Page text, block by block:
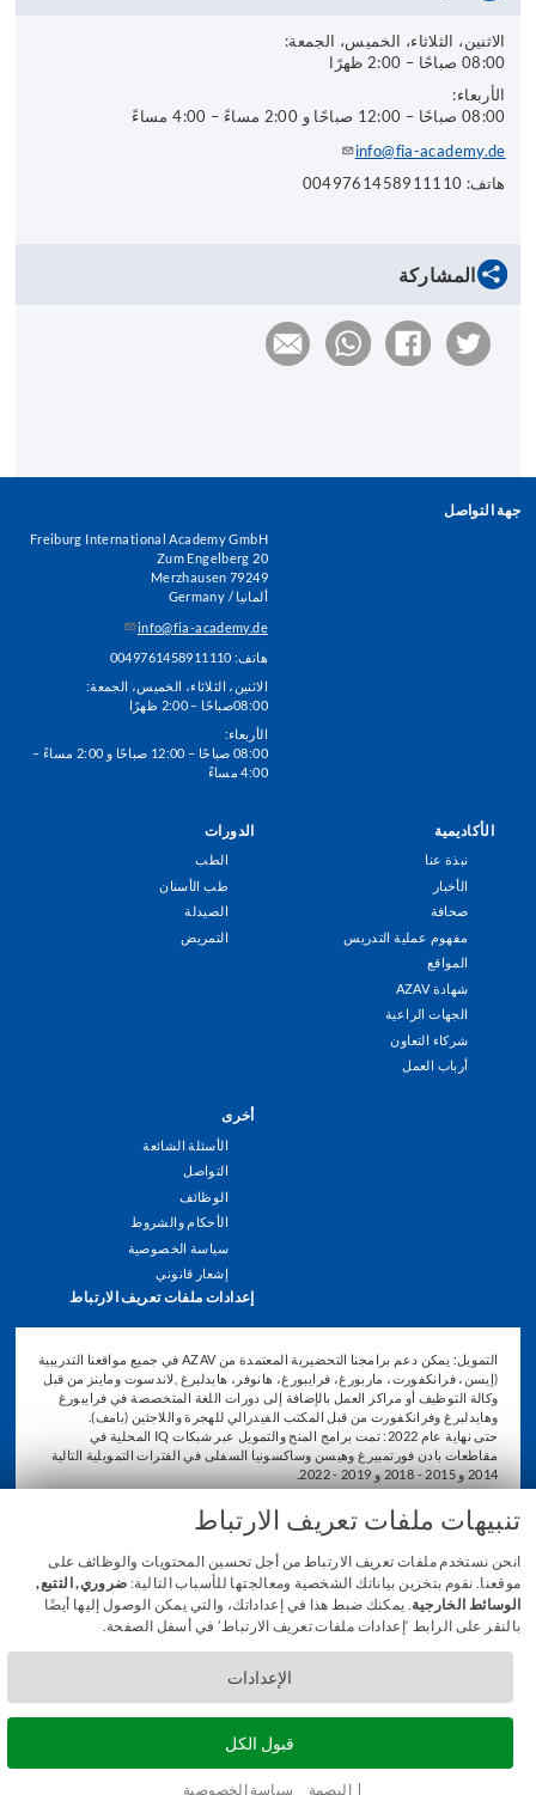
تنبيهات ملفات تعريف الارتباط
انحن نستخدم ملفات تعريف الارتباط من أجل تحسين المحتويات والوظائف على
موقعنا. نقوم بتخزين بياناتك الشخصية ومعالجتها للأسباب التالية: ضروري, التتبع,
الوسائط الخارجية . يمكنك ضبط هذا في إعداداتك، والتي يمكن الوصول إليها أيضًا
بالنقر على الرابط ‘إعدادات ملفات تعريف الارتباط’ في أسفل الصفحة.
الإعدادات
قبول الكل
البصمة سياسة الخصوصية
الاثنين، الثلاثاء، الخميس، الجمعة:
08:00 صباحًا – 2:00 ظهرًا
الأربعاء:
08:00 صباحًا – 12:00 صباحًا و 2:00 مساءً – 4:00 مساءً
info@fia-academy.de
هاتف: 0049761458911110
المشاركة
جهة التواصل
Freiburg International Academy GmbH
Zum Engelberg 20
79249 Merzhausen
ألمانيا / Germany
info@fia-academy.de
هاتف: 0049761458911110
الاثنين، الثلاثاء، الخميس، الجمعة:
08:00صباحًا – 2:00 ظهرًا
الأربعاء:
08:00 صباحًا – 12:00 صباحًا و 2:00 مساءً –
4:00 مساءً
Footer
Menu
الدورات
الطب
طب الأسنان
الصيدلة
التمريض
الأكاديمية
نبذة عنا
الأخبار
صحافة
مفهوم عملية التدريس
المواقع
شهادة AZAV
الجهات الراعية
شركاء التعاون
أرباب العمل
أخرى
الأسئلة الشائعة
التواصل
الوظائف
الأحكام والشروط
سياسة الخصوصية
إشعار قانوني
إعدادات ملفات تعريف الارتباط
التمويل: يمكن دعم برامجنا التحضيرية المعتمدة من AZAV في جميع مواقعنا التدريبية
(إيسن، فرانكفورت، ماربورغ، فرايبورغ، هانوفر، هايدلبرغ ,لاندسوت وماينز من قبل
وكالة التوظيف أو مراكز العمل بالإضافة إلى دورات اللغة المتخصصة في فرايبورغ
وهايدلبرغ وفرانكفورت من قبل المكتب الفيدرالي للهجرة واللاجئين (بامف).
حتى نهاية عام 2022: تمت برامج المنح والتمويل عبر شبكات IQ المحلية في
مقاطعات بادن فورتمبيرغ وهيسن وساكسونيا السفلى في الفترات التمويلية التالية
2014 و 2015 - 2018 و 2019 - 2022.
© 2026 Freiburg International Academy GmbH